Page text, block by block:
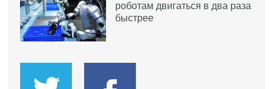
роботам двигаться в два раза
быстрее